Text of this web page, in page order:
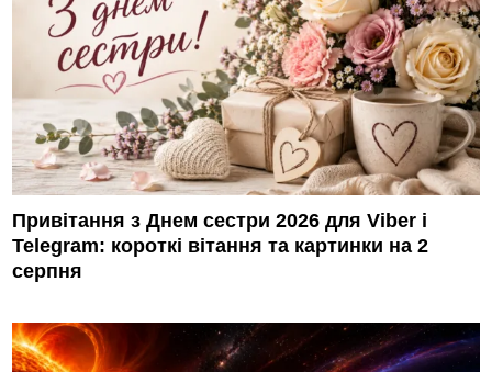
Привітання з Днем сестри 2026 для Viber і
Telegram: короткі вітання та картинки на 2
серпня